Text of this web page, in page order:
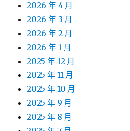
2026 年 4 月
2026 年 3 月
2026 年 2 月
2026 年 1 月
2025 年 12 月
2025 年 11 月
2025 年 10 月
2025 年 9 月
2025 年 8 月